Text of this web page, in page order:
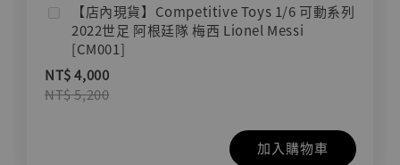
【店內現貨】Competitive Toys 1/6 可動系列
2022世足 阿根廷隊 梅西 Lionel Messi
[CM001]
NT$ 4,000
NT$ 5,200
加入購物車